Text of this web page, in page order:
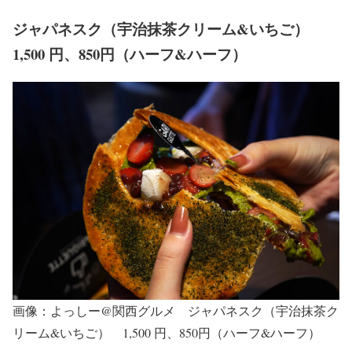
ジャパネスク（宇治抹茶クリーム&いちご）
1,500 円、850円（ハーフ&ハーフ）
画像：よっしー@関西グルメ ジャパネスク（宇治抹茶ク
リーム&いちご） 1,500 円、850円（ハーフ&ハーフ）